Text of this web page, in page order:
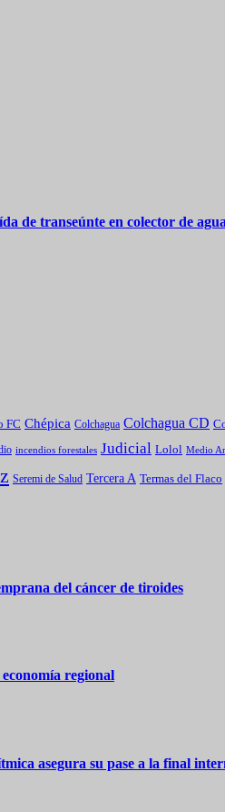
de transeúnte en colector de
FC Chépica Colchagua Colchagua CD
incendios forestales Judicial Lolol Medio
Seremi de Salud Tercera A Termas del Flaco
del cáncer de tiroides
regional
asegura su pase a la final